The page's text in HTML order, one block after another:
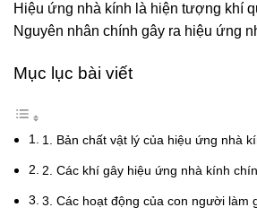
Hiệu ứng nhà kính là hiện tượng khí
Nguyên nhân chính gây ra hiệu ứng
Mục lục bài viết
1. Bản chất vật lý của hiệu ứng nhà
2. Các khí gây hiệu ứng nhà kính
3. Các hoạt động của con người làm